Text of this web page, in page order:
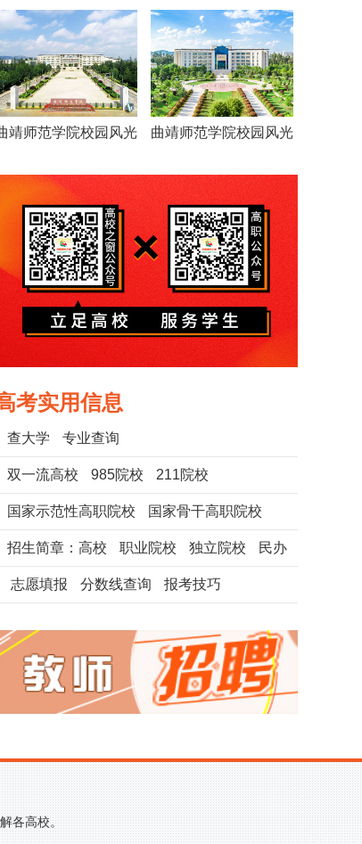
靖师范学院校园风光 曲靖师范学院校园风光
考实用信息
查大学 专业查询
双一流高校 985院校 211院校
国家示范性高职院校 国家骨干高职院校
招生简章： 高校 职业院校 独立院校 民办
校
志愿填报 分数线查询 报考技巧
各高校。